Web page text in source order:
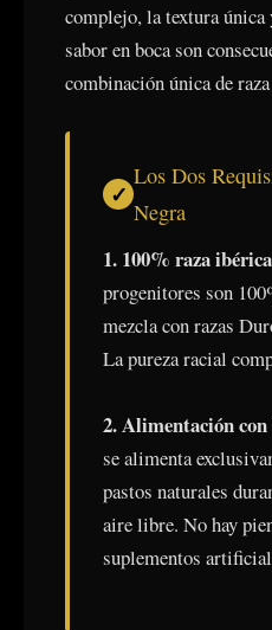
complejo, la textura
sabor en boca son
combinación única de
Los Dos
Negra
1. 100% raza
progenitores son
mezcla con razas
La pureza racial
2. Alimentación
se alimenta
pastos naturales
aire libre. No hay
suplementos